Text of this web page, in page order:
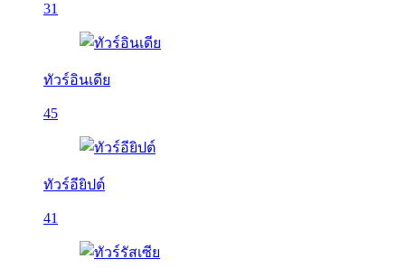
31
ทัวร์อินเดีย
45
ทัวร์อียิปต์
41